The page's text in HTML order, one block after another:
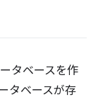
タベースを作
タベースが存